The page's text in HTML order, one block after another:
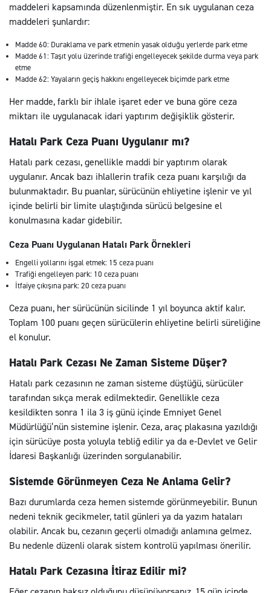
maddeleri kapsamında düzenlenmiştir. En sık uygulanan ceza
maddeleri şunlardır:
Madde 60: Duraklama ve park etmenin yasak olduğu yerlerde park etme
Madde 61: Taşıt yolu üzerinde trafiği engelleyecek şekilde durma veya park
etme
Madde 62: Yayaların geçiş hakkını engelleyecek biçimde park etme
Her madde, farklı bir ihlale işaret eder ve buna göre ceza
miktarı ile uygulanacak idari yaptırım değişiklik gösterir.
Hatalı Park Ceza Puanı Uygulanır mı?
Hatalı park cezası, genellikle maddi bir yaptırım olarak
uygulanır. Ancak bazı ihlallerin trafik ceza puanı karşılığı da
bulunmaktadır. Bu puanlar, sürücünün ehliyetine işlenir ve yıl
içinde belirli bir limite ulaştığında sürücü belgesine el
konulmasına kadar gidebilir.
Ceza Puanı Uygulanan Hatalı Park Örnekleri
Engelli yollarını işgal etmek: 15 ceza puanı
Trafiği engelleyen park: 10 ceza puanı
İtfaiye çıkışına park: 20 ceza puanı
Ceza puanı, her sürücünün sicilinde 1 yıl boyunca aktif kalır.
Toplam 100 puanı geçen sürücülerin ehliyetine belirli süreliğine
el konulur.
Hatalı Park Cezası Ne Zaman Sisteme Düşer?
Hatalı park cezasının ne zaman sisteme düştüğü, sürücüler
tarafından sıkça merak edilmektedir. Genellikle ceza
kesildikten sonra 1 ila 3 iş günü içinde Emniyet Genel
Müdürlüğü’nün sistemine işlenir. Ceza, araç plakasına yazıldığı
için sürücüye posta yoluyla tebliğ edilir ya da e-Devlet ve Gelir
İdaresi Başkanlığı üzerinden sorgulanabilir.
Sistemde Görünmeyen Ceza Ne Anlama Gelir?
Bazı durumlarda ceza hemen sistemde görünmeyebilir. Bunun
nedeni teknik gecikmeler, tatil günleri ya da yazım hataları
olabilir. Ancak bu, cezanın geçerli olmadığı anlamına gelmez.
Bu nedenle düzenli olarak sistem kontrolü yapılması önerilir.
Hatalı Park Cezasına İtiraz Edilir mi?